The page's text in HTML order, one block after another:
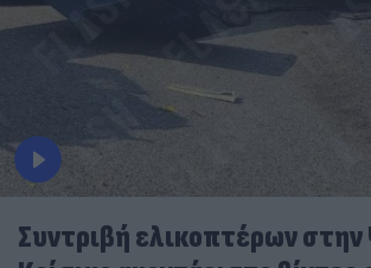
Συντριβή ελικοπτέρων